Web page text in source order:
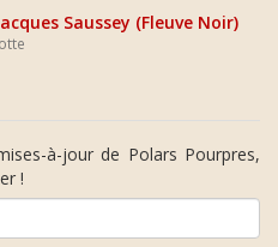
Saussey (Fleuve Noir)
à-jour de Polars Pourpres,
!